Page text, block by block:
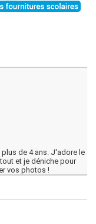
de 4 ans. J'adore le
et je déniche pour
vos photos !